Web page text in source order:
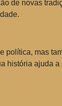
de novas
política, mas
história ajuda